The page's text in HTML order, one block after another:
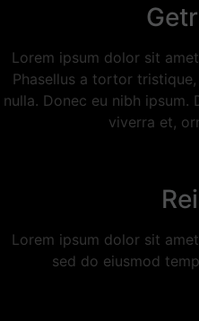
Lorem ipsum dolor sit
Phasellus a tortor
nulla. Donec eu nibh ipsum.
viverra et,
Lorem ipsum dolor sit
sed do eiusmod